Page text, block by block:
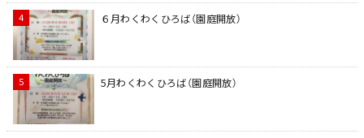
６月わくわくひろば（園庭開放）
5月わくわくひろば（園庭開放）